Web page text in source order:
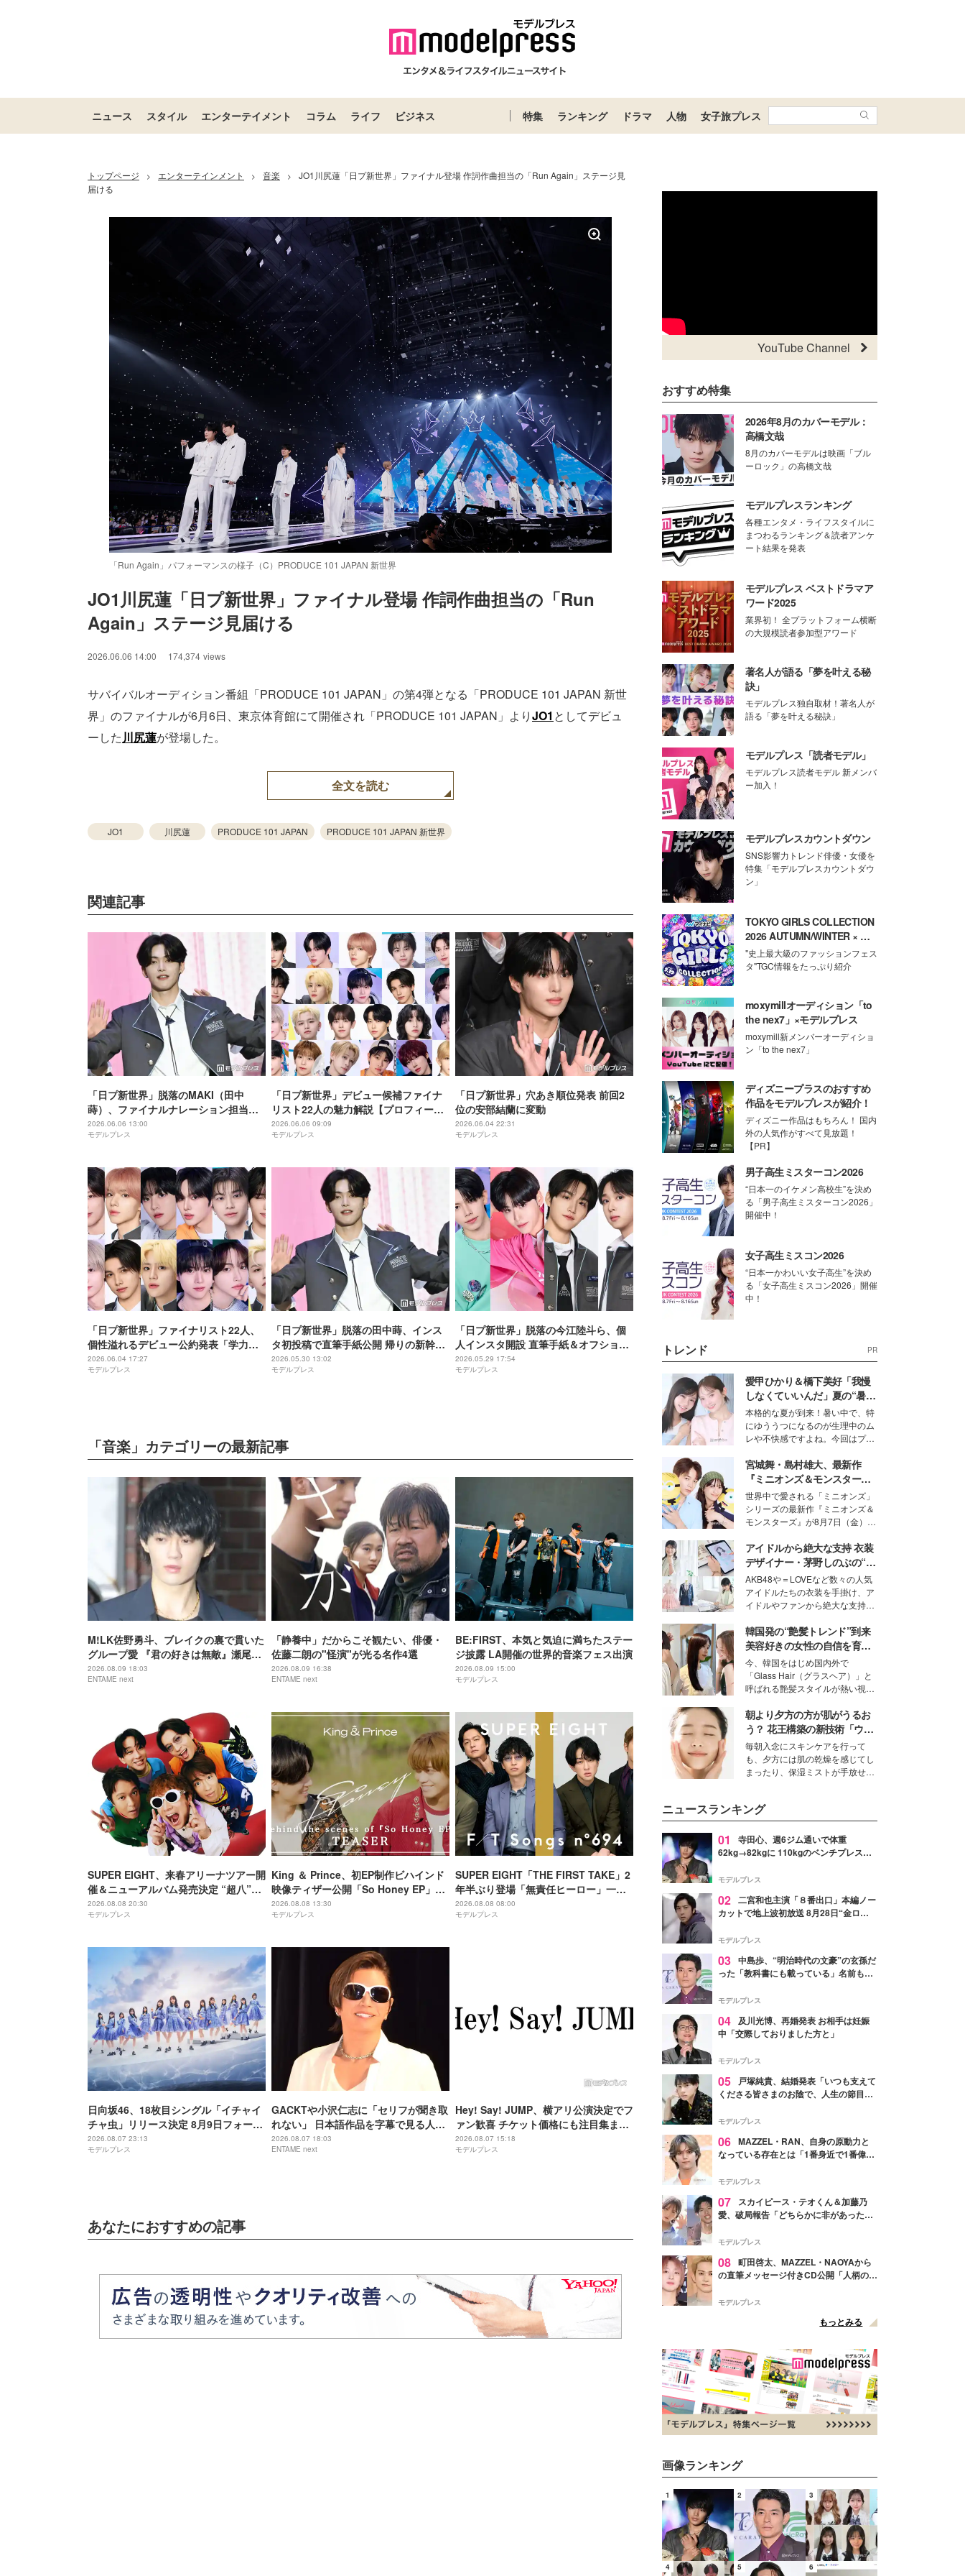
ニュース スタイル エンターテイメント コラム ライフ ビジネス 特集 ランキング ドラマ 人物 女子旅プレス
トップページ > エンターテインメント > 音楽 >
JO1川尻蓮「日プ新世界」ファイナル登場 作詞作曲担当の「Run Again」ステージ見
届ける
「Run Again」パフォーマンスの様子（C）PRODUCE 101 JAPAN 新世界
Unmute
JO1川尻蓮「日プ新世界」ファイナル登場 作詞作曲担当の「Run
Again」ステージ見届ける
2026.06.06 14:00 174,374 views
サバイバルオーディション番組「PRODUCE 101 JAPAN」の第4弾となる「PRODUCE 101 JAPAN 新世
界」のファイナルが6月6日、東京体育館にて開催され「PRODUCE 101 JAPAN」よりJO1 としてデビュ
ーした川尻蓮が登場した。
全文を読む
JO1 川尻蓮 PRODUCE 101 JAPAN PRODUCE 101 JAPAN 新世界
関連記事
「日プ新世界」脱落のMAKI（田中
蒔）、ファイナルナレーション担当
「いい声」「らしさ全開」と反響相次
ぐ
2026.06.06 13:00
モデルプレス
「日プ新世界」デビュー候補ファイナ
リスト22人の魅力解説【プロフィー
ル・順位変遷・披露曲まとめ】
2026.06.06 09:09
モデルプレス
「日プ新世界」穴あき順位発表 前回2
位の安部結蘭に変動
2026.06.04 22:31
モデルプレス
「日プ新世界」ファイナリスト22人、
個性溢れるデビュー公約発表「学力テ
スト」「運動会」「メンバーとキャン
プ」「コテージでお泊り企画」など
2026.06.04 17:27
モデルプレス
「日プ新世界」脱落の田中蒔、インス
タ初投稿で直筆手紙公開 帰りの新幹線
では「1時間半ずっと涙が止まりません
でした」
2026.05.30 13:02
モデルプレス
「日プ新世界」脱落の今江陸斗ら、個
人インスタ開設 直筆手紙＆オフショッ
ト公開「僕の挑戦はここで終わりでは
ありません」
2026.05.29 17:54
モデルプレス
「音楽」カテゴリーの最新記事
M!LK佐野勇斗、ブレイクの裏で貫いた
グループ愛 『君の好きは無敵』瀬尾役
と重なる生き様
2026.08.09 18:03
ENTAME next
「静養中」だからこそ観たい、俳優・
佐藤二朗の"怪演"が光る名作4選
2026.08.09 16:38
ENTAME next
BE:FIRST、本気と気迫に満ちたステー
ジ披露 LA開催の世界的音楽フェス出演
2026.08.09 15:00
モデルプレス
SUPER EIGHT、来春アリーナツアー開
催＆ニューアルバム発売決定 “超八”の
日にサプライズ発表
2026.08.08 20:30
モデルプレス
King ＆ Prince、初EP制作ビハインド
映像ティザー公開「So Honey EP」初
回限定盤B収録
2026.08.08 13:30
モデルプレス
SUPER EIGHT「THE FIRST TAKE」2
年半ぶり登場「無責任ヒーロー」一発
撮り 令和8年8月8日公開・THEイナズ
マ戦隊と特別パフォーマンス
2026.08.08 08:00
モデルプレス
日向坂46、18枚目シングル「イチャイ
チャ虫」リリース決定 8月9日フォーメ
ーション発表へ
2026.08.07 23:13
モデルプレス
GACKTや小沢仁志に「セリフが聞き取
れない」 日本語作品を字幕で見る人が
増えている背景
2026.08.07 18:03
ENTAME next
Hey! Say! JUMP、横アリ公演決定でフ
ァン歓喜 チケット価格にも注目集まる
「激アツ」「平成に戻ったみたい」
2026.08.07 15:18
モデルプレス
あなたにおすすめの記事
YouTube Channel
おすすめ特集
2026年8月のカバーモデル：
高橋文哉
8月のカバーモデルは映画「ブル
ーロック」の高橋文哉
モデルプレスランキング
各種エンタメ・ライフスタイルに
まつわるランキング＆読者アンケ
ート結果を発表
モデルプレス ベストドラマア
ワード2025
業界初！ 全プラットフォーム横断
の大規模読者参加型アワード
著名人が語る「夢を叶える秘
訣」
モデルプレス独自取材！著名人が
語る「夢を叶える秘訣」
モデルプレス「読者モデル」
モデルプレス読者モデル 新メンバ
ー加入！
モデルプレスカウントダウン
SNS影響力トレンド俳優・女優を
特集「モデルプレスカウントダウ
ン」
TOKYO GIRLS COLLECTION
2026 AUTUMN/WINTER × モ
デルプレス
"史上最大級のファッションフェス
タ"TGC情報をたっぷり紹介
moxymillオーディション「to
the nex7」×モデルプレス
moxymill新メンバーオーディショ
ン「to the nex7」
ディズニープラスのおすすめ
作品をモデルプレスが紹介！
ディズニー作品はもちろん！ 国内
外の人気作がすべて見放題！
【PR】
男子高生ミスターコン2026
“日本一のイケメン高校生”を決め
る「男子高生ミスターコン2026」
開催中！
女子高生ミスコン2026
“日本一かわいい女子高生”を決め
る「女子高生ミスコン2026」開催
中！
トレンド PR
愛甲ひかり＆橋下美好「我慢
しなくていいんだ」夏の“暑さ
対策”の新しい選択肢とは？
本格的な夏が到来！暑い中で、特
にゆううつになるのが生理中のム
レや不快感ですよね。今回はプラ
モデル・愛甲ひかりさんと橋下美
好さんを迎えて本音で女子会トー
ク。猛暑のお出かけを快適に過ご
すヒントや、2人が感動した夏の
生理の新常識にも迫りました。
宮城舞・島村雄大、最新作
『ミニオンズ＆モンスター
ズ』の魅力熱弁 ハチャメチャ
だけじゃない“友情と絆”に感
動
世界中で愛される「ミニオンズ」
シリーズの最新作『ミニオンズ＆
モンスターズ』が8月7日（金）に
ニオン好き”という共通点を持つモ
デルの宮城舞と島村雄大の特別対
談をお届け！それぞれの視点か
ら、今作ならではの魅力や予想外
の感動をもたらす奥深いストーリ
ーについて熱く語り合ってもらっ
た。
アイドルから絶大な支持 衣装
デザイナー・茅野しのぶの“可
愛い”を作る美学＜「シチズン
クロスシー」インタビュー＞
AKB48や＝LOVEなど数々の人気
アイドルたちの衣装を手掛け、ア
イドルやファンから絶大な支持を
取締役兼クリエイティブディレク
ター・茅野しのぶ。一人ひとりの
個性に寄り添い、魅力を引き出す
衣装作りは、多くの女性たちに勇
気と自信を与え続けている。
韓国発の“艶髪トレンド”到来
美容好きの女性の自信を育む
「ヘアケア事情」って？
今、韓国をはじめ国内外で
「Glass Hair（グラスヘア）」と
呼ばれる艶髪スタイルが熱い視線
ションの完成度を高めるベースと
して、“髪そのものの美しさ”に改
めて注目する人が増えている様
子。今回は、そんな憧れの艶やか
な髪を日常で叶える、美容好きの
女性たちのヘアケア事情を紹介し
朝より夕方の方が肌がうるお
う？ 花王構築の新技術「ウォ
ーターキャプチャリングスキ
ン（捕水肌）」がスキンケア
の常識を変える予感
毎朝入念にスキンケアを行って
も、夕方には肌の乾燥を感じてし
まったり、保湿ミストが手放せな
性を秘めた、革新的な「Water
Capturing Skin（ウォーターキャ
プチャリングスキン：捕水肌）」
技術を、花王が構築した。
ニュースランキング
01
寺田心、週6ジム通いで体重
62kg→82kgに 110kgのベンチプレス持
「かっこいい」と反響
モデルプレス
02 二宮和也主演「８番出口」本編ノー
カットで地上波初放送 8月28日“金ロ
モデルプレス
03 中島歩、“明治時代の文豪”の玄孫だ
った「教科書にも載っている」名前も先
モデルプレス
04 及川光博、再婚発表 お相手は妊娠
中「交際しておりました方と」
モデルプレス
05
戸塚純貴、結婚発表「いつも支えて
くださる皆さまのお陰で、人生の節目を
す」【全文】
モデルプレス
06 MAZZEL・RAN、自身の原動力と
なっている存在とは「1番身近で1番偉大
モデルプレス
07
スカイピース・テオくん＆加藤乃
愛、破局報告「どちらかに非があったわ
モデルプレス
08 町田啓太、MAZZEL・NAOYAから
の直筆メッセージ付きCD公開「人柄の良
モデルプレス
もっとみる
画像ランキング
1 2 3
4 5 6